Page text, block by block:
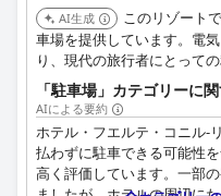
AI生成
このリゾート
車場を提供しています。電
り、現代の旅行者にとって
「駐車場」カテゴリーに
AIによる要約
ホテル・フエルテ・コニル-
払わずに駐車できる可能性
高く評価しています。一部